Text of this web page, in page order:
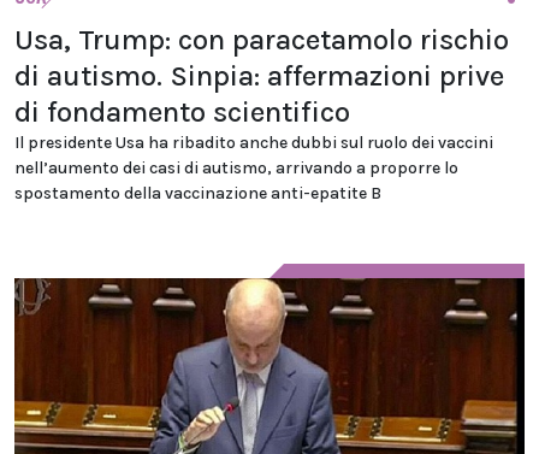
Usa, Trump: con paracetamolo rischio
di autismo. Sinpia: affermazioni prive
di fondamento scientifico
Il presidente Usa ha ribadito anche dubbi sul ruolo dei vaccini
nell’aumento dei casi di autismo, arrivando a proporre lo
spostamento della vaccinazione anti-epatite B